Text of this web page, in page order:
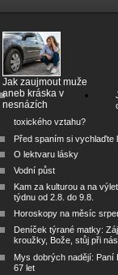
Jak zaujmout muže
aneb kráska v
nesnázích
toxického vztahu?
Před spaním si vychlaďte
O lektvaru lásky
Vodní půst
Kam za kulturou a na
týdnu od 2.8. do 9.8.
Horoskopy na měsíc
Deníček týrané matky:
kroužky, Bože, stůj při nás
Mys dobrých nadějí: Paní
67 let